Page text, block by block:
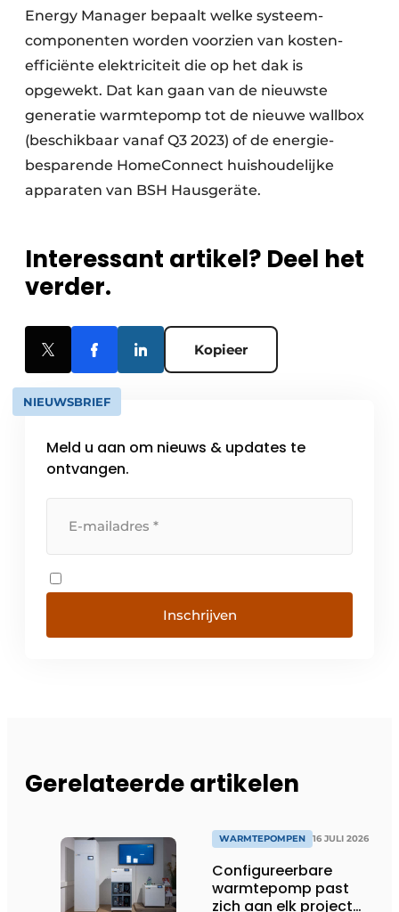
Energy Manager bepaalt welke systeem­
componenten worden voor­zien van kosten­
efficiënte elektriciteit die op het dak is
opgewekt. Dat kan gaan van de nieuwste
generatie warmtepomp tot de nieuwe wallbox
(beschikbaar vanaf Q3 2023) of de energie­
besparende HomeConnect huishoudelijke
apparaten van BSH Hausgeräte.
Interessant artikel? Deel het
verder.
Kopieer
NIEUWSBRIEF
Meld u aan om nieuws & updates te
ontvangen.
Inschrijven
Gerelateerde artikelen
WARMTEPOMPEN 16 JULI 2026
Configureerbare
warmtepomp past
zich aan elk project